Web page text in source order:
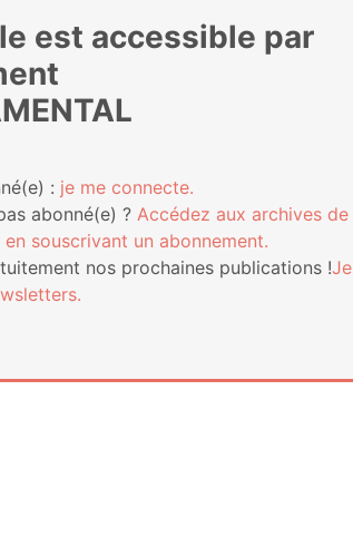
est accessible par
: je me connecte.
abonné(e) ? Accé­dez aux archives de
en sous­cri­vant un abonnement.
nos pro­chaines publi­ca­tions !Je